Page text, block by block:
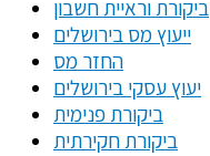
ביקורת וראיית חשבון
ייעוץ מס בירושלים
החזר מס
יעוץ עסקי בירושלים
ביקורת פנימית
ביקורת חקירתית